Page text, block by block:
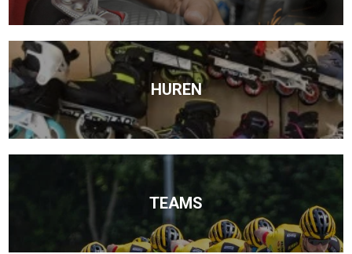
HUREN
TEAMS